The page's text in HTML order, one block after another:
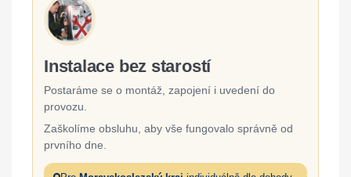
Instalace bez starostí
Postaráme se o montáž, zapojení i uvedení do
provozu.
Zaškolíme obsluhu, aby vše fungovalo správně od
prvního dne.